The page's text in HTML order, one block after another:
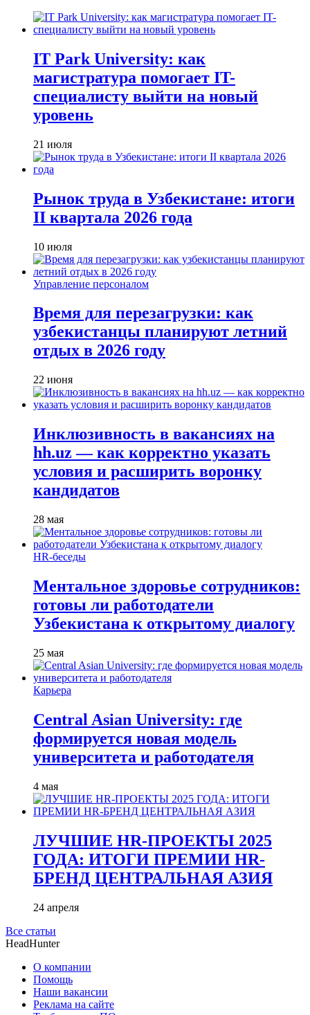
IT Park University: как
магистратура помогает IT-
специалисту выйти на новый
уровень
21 июля
Рынок труда в Узбекистане: итоги
II квартала 2026 года
10 июля
Управление персоналом
Время для перезагрузки: как
узбекистанцы планируют летний
отдых в 2026 году
22 июня
Инклюзивность в вакансиях на
hh.uz — как корректно указать
условия и расширить воронку
кандидатов
28 мая
HR-беседы
Ментальное здоровье сотрудников:
готовы ли работодатели
Узбекистана к открытому диалогу
25 мая
Карьера
Central Asian University: где
формируется новая модель
университета и работодателя
4 мая
ЛУЧШИЕ HR-ПРОЕКТЫ 2025
ГОДА: ИТОГИ ПРЕМИИ HR-
БРЕНД ЦЕНТРАЛЬНАЯ АЗИЯ
24 апреля
Все статьи
HeadHunter
О компании
Помощь
Наши вакансии
Реклама на сайте